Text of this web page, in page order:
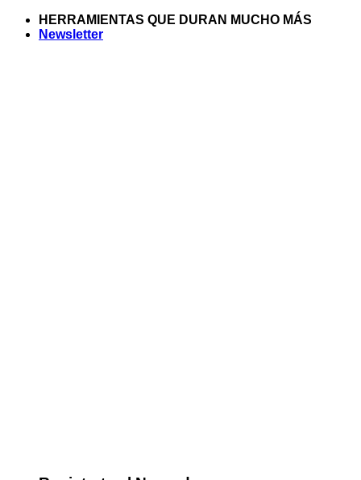
Saltar
HERRAMIENTAS QUE DURAN MUCHO MÁS
Newsletter